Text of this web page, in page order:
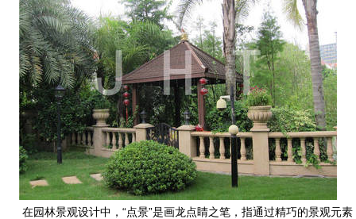
在园林景观设计中，“点景”是画龙点睛之笔，指通过精巧的景观元素